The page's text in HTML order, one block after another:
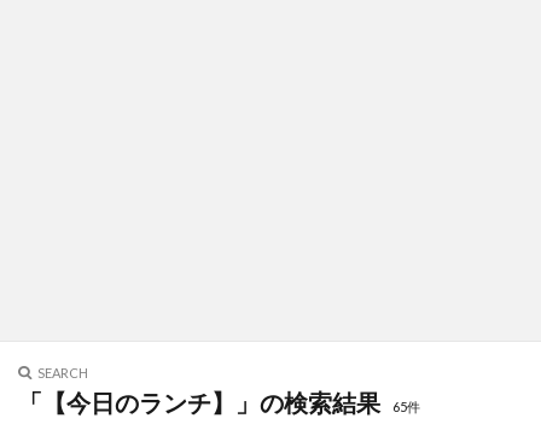
SEARCH
「【今日のランチ】」の検索結果 65件